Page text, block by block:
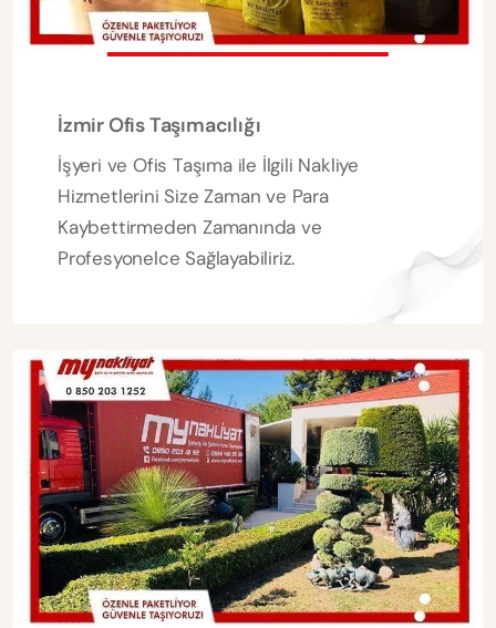
İzmir Ofis Taşımacılığı
İşyeri ve Ofis Taşıma ile İlgili Nakliye
Hizmetlerini Size Zaman ve Para
Kaybettirmeden Zamanında ve
Profesyonelce Sağlayabiliriz.